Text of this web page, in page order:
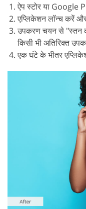
ऐप स्टोर या
एप्लिकेशन लॉन्च करें
उपकरण चयन से "स्तन
किसी भी अतिरिक्त
एक घंटे के भीतर